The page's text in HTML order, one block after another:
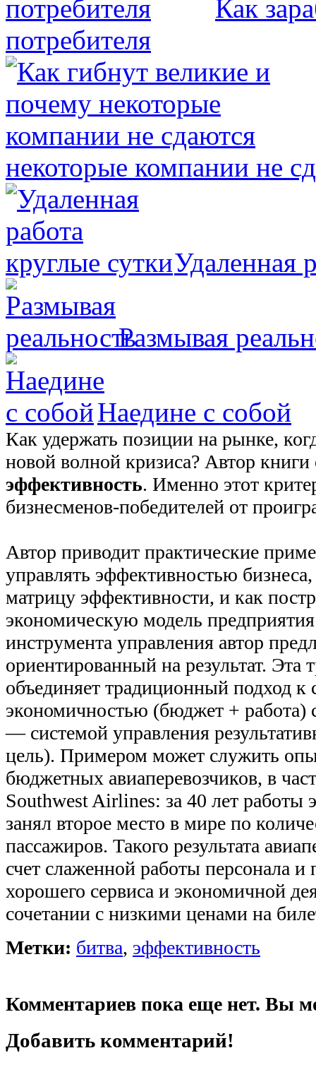
Как
потребителя
некоторые компании не
Удаленная
Размывая
Наедине с собой
Как удержать позиции на рынке,
новой волной кризиса? Автор
эффективность. Именно этот
бизнесменов-победителей от
Автор приводит практические
управлять эффективностью
матрицу эффективности, и как
экономическую модель
инструмента управления автор
ориентированный на результат. Эта
объединяет традиционный подход к
экономичностью (бюджет + работа)
— системой управления
цель). Примером может служить
бюджетных авиаперевозчиков, в
Southwest Airlines: за 40 лет работы
занял второе место в мире по
пассажиров. Такого результата
счет слаженной работы персонала и
хорошего сервиса и экономичной
сочетании с низкими ценами на
Метки: битва, эффективность
Комментариев пока еще нет. Вы
Добавить комментарий!